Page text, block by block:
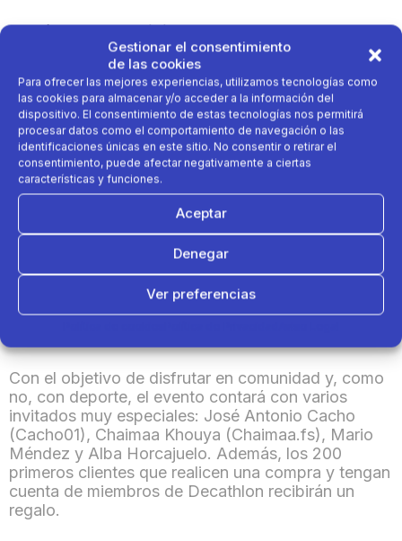
Gestionar el consentimiento
de las cookies
Para ofrecer las mejores experiencias, utilizamos tecnologías como
las cookies para almacenar y/o acceder a la información del
dispositivo. El consentimiento de estas tecnologías nos permitirá
procesar datos como el comportamiento de navegación o las
identificaciones únicas en este sitio. No consentir o retirar el
consentimiento, puede afectar negativamente a ciertas
características y funciones.
Aceptar
Denegar
Ver preferencias
El próximo13 de diciembre desde las 11:00
Decathlon, la marca deportiva mundial
multiespecialista,estrena nueva imagen en la
histórica tienda de Alcorcón. El espacio, que
lleva más de 30 años siendo referencia para los
vecinos y vecinas del sur de Madrid, se presenta
ahora con una imagen totalmente renovada.
Para festejarlo, Decathlon ha preparado
jornada muy especial en la que transmitirá la
esencia de la renovada tienda a los madrileños
y madrileñas a través de actividades,
sorpresas y un ambiente único
exhibiciones de freestyle de fútbol, desafíos de
precisión y control del balón, diversos retos de
pádel, donde los participantes podrán conseguir
Con el objetivo de disfrutar en comunidad y, como
no, con deporte, el evento contará con varios
invitados muy especiales: José Antonio Cacho
(Cacho01), Chaimaa Khouya (Chaimaa.fs), Mario
Méndez y Alba Horcajuelo. Además, los 200
primeros clientes que realicen una compra y tengan
cuenta de miembros de Decathlon recibirán un
regalo.